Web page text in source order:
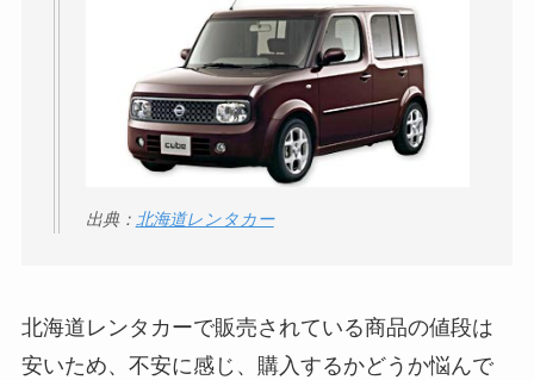
出典： 北海道レンタカー
北海道レンタカーで販売されている商品の値段は
安いため、不安に感じ、購入するかどうか悩んで